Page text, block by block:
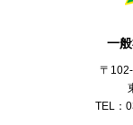
一
〒
TEL：